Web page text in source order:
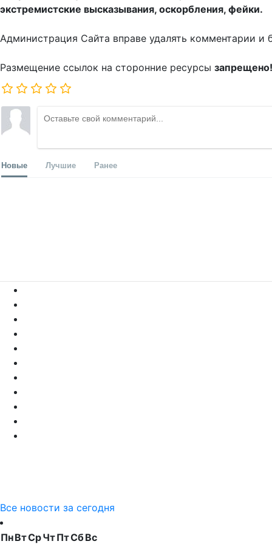
экстремистские высказывания, оскорбления, фейки.
Администрация Сайта вправе удалять комментарии и
Размещение ссылок на сторонние ресурсы запрещено!
Новые Лучшие Ранее
Все новости за сегодня
ПнВтСрЧтПтСбВс